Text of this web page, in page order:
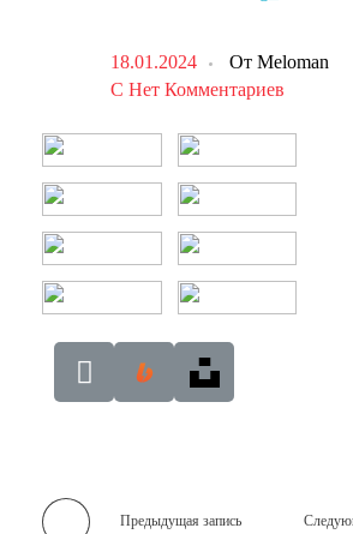
18.01.2024 От Meloman
С Нет Комментариев
Предыдущая запись